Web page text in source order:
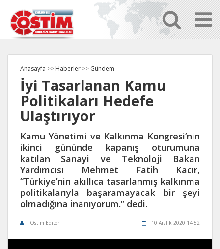
Anasayfa >> Haberler >> Gündem
İyi Tasarlanan Kamu
Politikaları Hedefe
Ulaştırıyor
Kamu Yönetimi ve Kalkınma Kongresi’nin
ikinci gününde kapanış oturumuna
katılan Sanayi ve Teknoloji Bakan
Yardımcısı Mehmet Fatih Kacır,
“Türkiye’nin akıllıca tasarlanmış kalkınma
politikalarıyla başaramayacak bir şeyi
olmadığına inanıyorum.” dedi.
Ostim Editör 10 Aralık 2020 14:52